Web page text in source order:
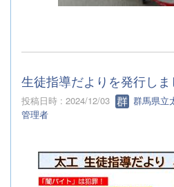
生徒指導だよりを発行しま
投稿日時 : 2024/12/03
群馬県立
管理者